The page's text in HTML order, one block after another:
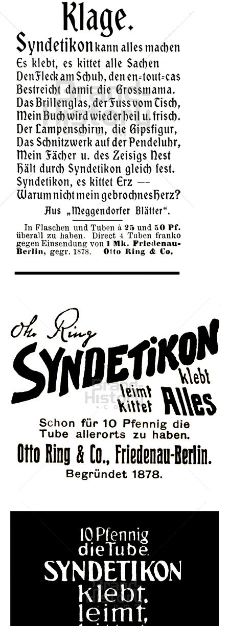
Otto Ring & Co. Otto Ring & Co. 1902
Otto Ring & Co. 1905
Bild-ID: 42645
SYNDETIKON SYNDETIKON